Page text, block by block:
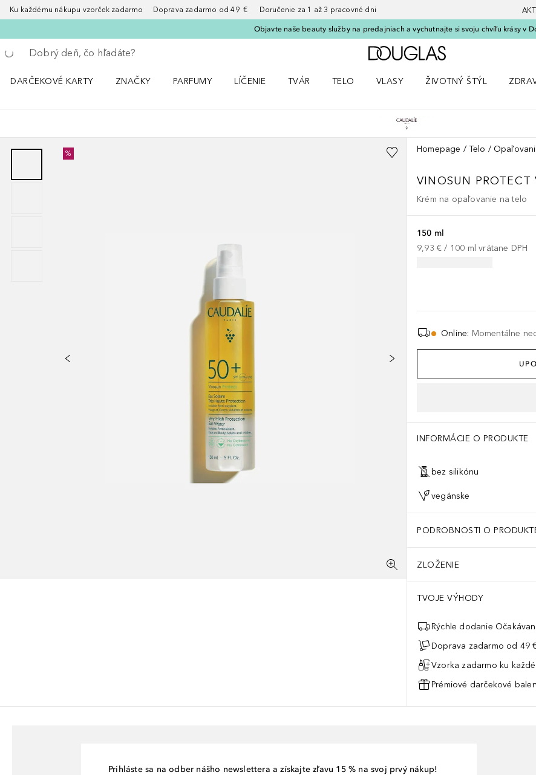
Ku každému nákupu vzorček zadarmo Doprava zadarmo od 49 € Doručenie za 1 až 3 pracovné dni
Objavte naše beauty služby na predajniach a vychutnajte si svoju chvíľu krásy v
Choď späť
Vykonajte vyhľadávanie
Domov
DARČEKOVÉ KARTY
ZNAČKY
PARFUMY
LÍČENIE
TVÁR
TELO
VLASY
ŽIVOTNÝ ŠTÝL
% Homepage Telo
VINOSUN PROTECT
Krém na opaľovanie na telo
150 ml
9,93 € / 100 ml vrátane DPH
Online: Momentálne
INFORMÁCIE O PRODUKTE
bez silikónu
vegánske
PODROBNOSTI O
ZLOŽENIE
TVOJE VÝHODY
Rýchle dodanie
Doprava zadarmo od 49
Vzorka zadarmo ku
Prémiové darčekové
Prihláste sa na odber nášho newslettera a získajte zľavu 15 % na svoj prvý nákup!